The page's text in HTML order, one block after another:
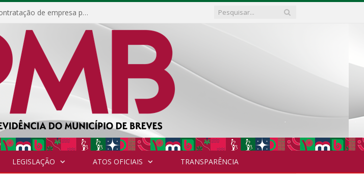
DISPENSA DE LICITAÇÃO Nº 003/2026 ( Contratação de empresa para fornecimento de gêneros alimentícios não perecíveis, materiais de expediente, descartáveis, copa e cozinha, para análise e posterior publicação.)
LEGISLAÇÃO ATOS OFICIAIS TRANSPARÊNCIA